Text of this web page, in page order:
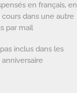
en français, en
dans une autre
par mail
inclus dans les